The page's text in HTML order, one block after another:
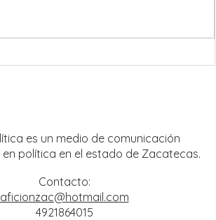
es un medio de comunicación
política en el estado de Zacatecas.
Contacto:
aficionzac@hotmail.com
4921864015